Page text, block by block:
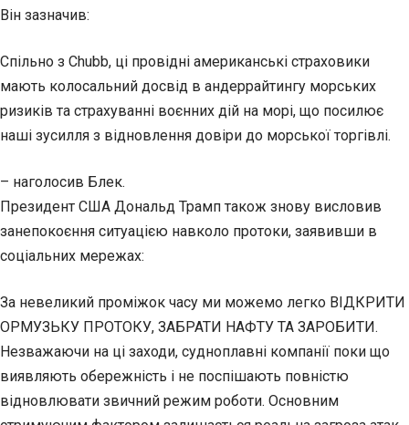
Він зазначив:
Спільно з Chubb, ці провідні американські страховики
мають колосальний досвід в андеррайтингу морських
ризиків та страхуванні воєнних дій на морі, що посилює
наші зусилля з відновлення довіри до морської торгівлі.
– наголосив Блек.
Президент США Дональд Трамп також знову висловив
занепокоєння ситуацією навколо протоки, заявивши в
соціальних мережах:
За невеликий проміжок часу ми можемо легко ВІДКРИТИ
ОРМУЗЬКУ ПРОТОКУ, ЗАБРАТИ НАФТУ ТА ЗАРОБИТИ.
Незважаючи на ці заходи, судноплавні компанії поки що
виявляють обережність і не поспішають повністю
відновлювати звичний режим роботи. Основним